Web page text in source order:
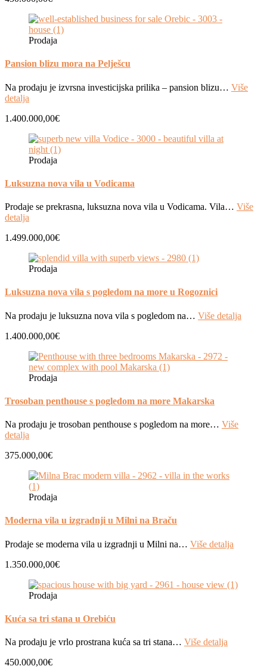
Prodaja
Pansion blizu mora na Pelješcu
Na prodaju je izvrsna investicijska prilika – pansion blizu… Više
detalja
1.400.000,00€
Prodaja
Luksuzna nova vila u Vodicama
Prodaje se prekrasna, luksuzna nova vila u Vodicama. Vila… Više
detalja
1.499.000,00€
Prodaja
Luksuzna nova vila s pogledom na more u Rogoznici
Na prodaju je luksuzna nova vila s pogledom na… Više detalja
1.400.000,00€
Prodaja
Trosoban penthouse s pogledom na more Makarska
Na prodaju je trosoban penthouse s pogledom na more… Više
detalja
375.000,00€
Prodaja
Moderna vila u izgradnji u Milni na Braču
Prodaje se moderna vila u izgradnji u Milni na… Više detalja
1.350.000,00€
Prodaja
Kuća sa tri stana u Orebiću
Na prodaju je vrlo prostrana kuća sa tri stana… Više detalja
450.000,00€